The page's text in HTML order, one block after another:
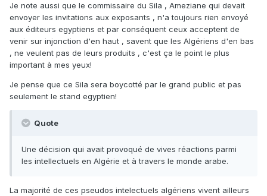
Je note aussi que le commissaire du Sila , Ameziane qui devait
envoyer les invitations aux exposants , n'a toujours rien envoyé
aux éditeurs egyptiens et par conséquent ceux acceptent de
venir sur injonction d'en haut , savent que les Algériens d'en bas
, ne veulent pas de leurs produits , c'est ça le point le plus
important à mes yeux!
Je pense que ce Sila sera boycotté par le grand public et pas
seulement le stand egyptien!
Quote
Une décision qui avait provoqué de vives réactions parmi
les intellectuels en Algérie et à travers le monde arabe.
La majorité de ces pseudos intelectuels algériens vivent ailleurs